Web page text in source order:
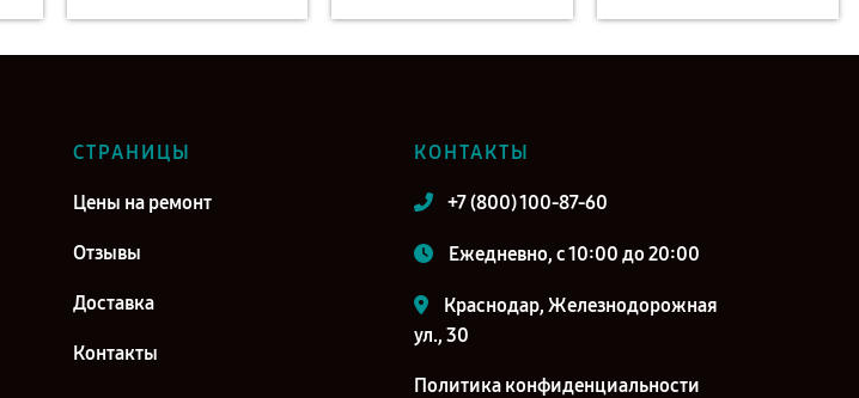
СТРАНИЦЫ
Цены на ремонт
Отзывы
Доставка
Контакты
КОНТАКТЫ
+7 (800) 100-87-60
Ежедневно, с 10:00 до 20:00
Краснодар, Железнодорожная
ул., 30
Политика конфиденциальности